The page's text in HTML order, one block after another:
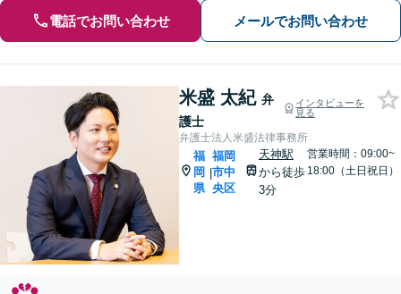
電話でお問い合わせ メールでお問い合わせ
米盛 太紀 弁
護士
インタビューを
見る
弁護士法人米盛法律事務所
福
岡
県
|
福岡
市中
央区
天神駅
から徒歩
3分
営業時間：09:00~
18:00（土日祝日）